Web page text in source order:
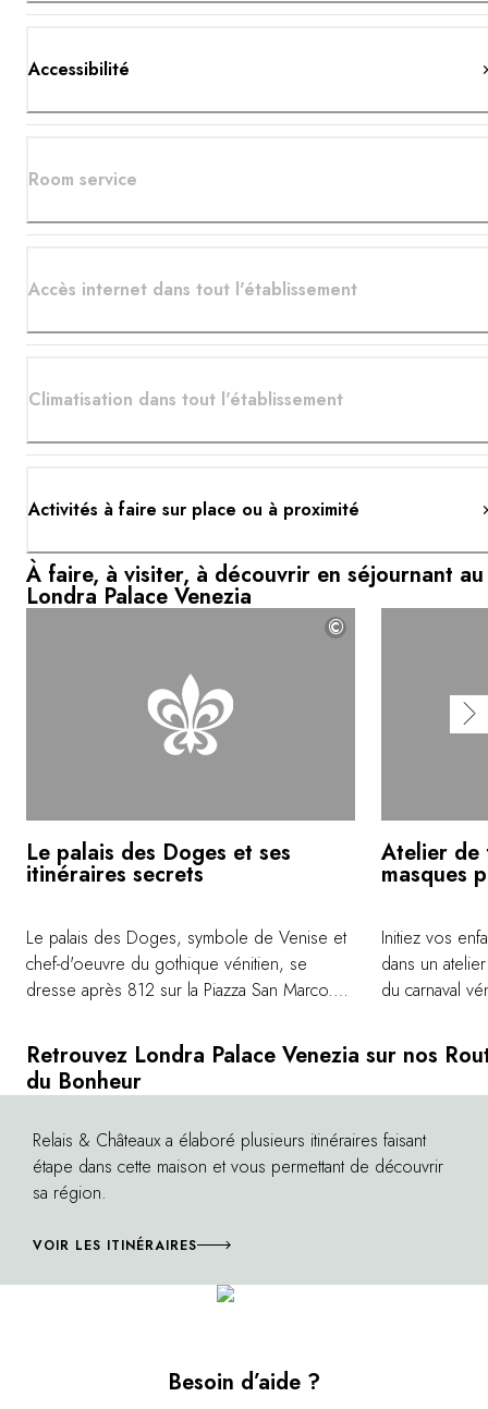
Accessibilité
Room service
Accès internet dans tout l'établissement
Climatisation dans tout l'établissement
Activités à faire sur place ou à proximité
Besoin d’aide ?
Retrouvez Londra Palace Venezia sur nos
du Bonheur
Relais & Châteaux a élaboré plusieurs itinéraires faisant
étape dans cette maison et vous permettant de découvrir
sa région.
VOIR LES ITINÉRAIRES
À faire, à visiter, à découvrir en séjournant au
Londra Palace Venezia
©
Le palais des Doges et ses
itinéraires secrets
Le palais des Doges, symbole de Venise et
chef-d'oeuvre du gothique vénitien, se
dresse après 812 sur la Piazza San Marco.
byzantine et orientale, reflète les forts liens
commerciaux et culturels de la Sérénissime
avec d'autres états européens. Découvrez
guidée des salles secrètes où le pouvoir et
la justice étaient administrés, conduisant aux
prisons d'où Casanova a réussi à
Atelier de
masques
Initiez vos
dans un
du carnaval